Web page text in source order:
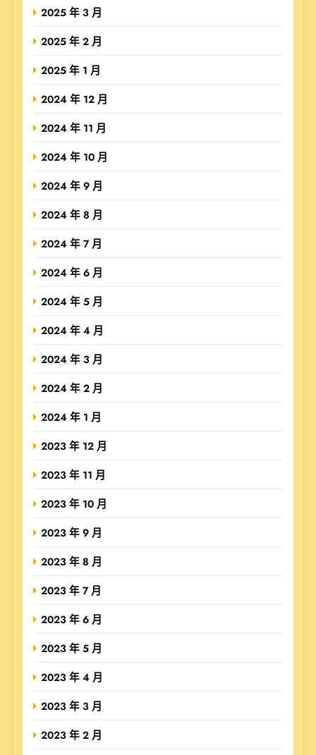
2025 年 3 月
2025 年 2 月
2025 年 1 月
2024 年 12 月
2024 年 11 月
2024 年 10 月
2024 年 9 月
2024 年 8 月
2024 年 7 月
2024 年 6 月
2024 年 5 月
2024 年 4 月
2024 年 3 月
2024 年 2 月
2024 年 1 月
2023 年 12 月
2023 年 11 月
2023 年 10 月
2023 年 9 月
2023 年 8 月
2023 年 7 月
2023 年 6 月
2023 年 5 月
2023 年 4 月
2023 年 3 月
2023 年 2 月